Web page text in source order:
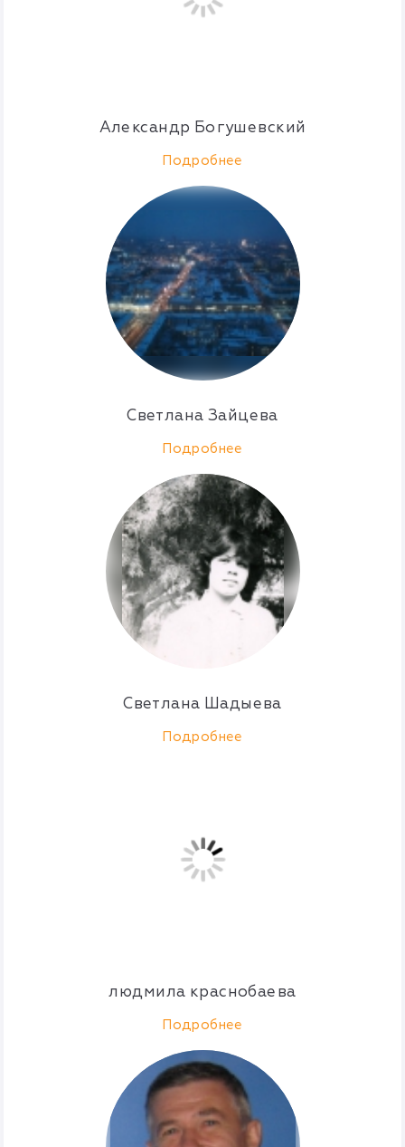
Александр Богушевский
Подробнее
Светлана Зайцева
Подробнее
Светлана Шадыева
Подробнее
людмила краснобаева
Подробнее